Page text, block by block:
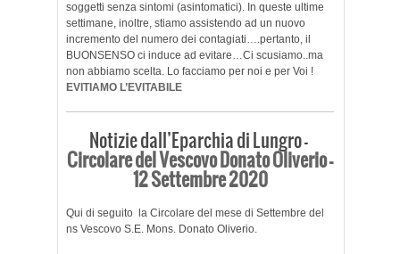
soggetti senza sintomi (asintomatici). In queste ultime
settimane, inoltre, stiamo assistendo ad un nuovo
incremento del numero dei contagiati….pertanto, il
BUONSENSO ci induce ad evitare…Ci scusiamo..ma
non abbiamo scelta. Lo facciamo per noi e per Voi !
EVITIAMO L’EVITABILE
Notizie dall’Eparchia di Lungro –
Circolare del Vescovo Donato Oliverio –
12 Settembre 2020
Qui di seguito la Circolare del mese di Settembre del
ns Vescovo S.E. Mons. Donato Oliverio.